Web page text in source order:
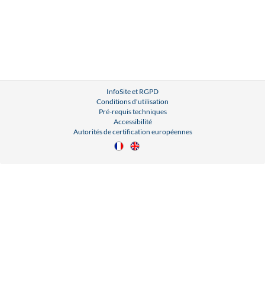
InfoSite et RGPD
Conditions d'utilisation
Pré-requis techniques
Accessibilité
Autorités de certification européennes